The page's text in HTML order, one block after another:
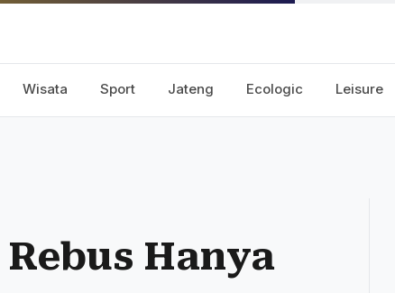
Wisata Sport Jateng Ecologic Leisure
Hanya